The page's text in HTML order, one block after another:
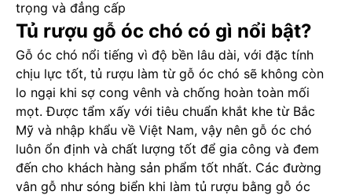
trọng và đẳng cấp
Tủ rượu gỗ óc chó có gì nổi bật?
Gỗ óc chó nổi tiếng vì độ bền lâu dài, với đặc tính
chịu lực tốt, tủ rượu làm từ gỗ óc chó sẽ không còn
lo ngại khi sợ cong vênh và chống hoàn toàn mối
mọt. Được tẩm xấy với tiêu chuẩn khắt khe từ Bắc
Mỹ và nhập khẩu về Việt Nam, vậy nên gỗ óc chó
luôn ổn định và chất lượng tốt để gia công và đem
đến cho khách hàng sản phẩm tốt nhất. Các đường
vân gỗ như sóng biển khi làm tủ rượu bằng gỗ óc